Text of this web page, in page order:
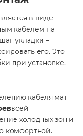
в виде
кабелем на
укладки –
его. Это
при установке.
кабеля мат
всей
холодных зон и
комфортной.